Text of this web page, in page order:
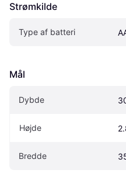
Strømkilde
Type af batteri
Mål
Dybde
Højde
Bredde